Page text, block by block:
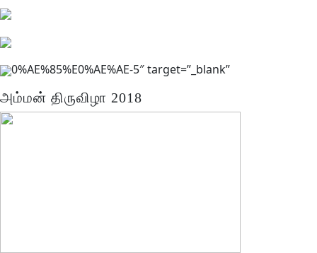
0%AE%85%E0%AE%AE-5″ target=”_blank”
அம்மன் திருவிழா 2018